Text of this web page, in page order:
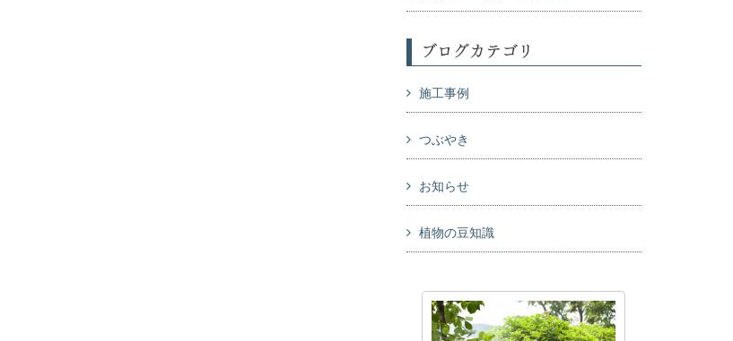
ブログカテゴリ
施工事例
つぶやき
お知らせ
植物の豆知識